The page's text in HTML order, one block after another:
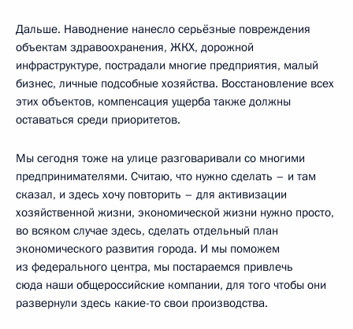
Дальше. Наводнение нанесло серьёзные повреждения
объектам здравоохранения, ЖКХ, дорожной
инфраструктуре, пострадали многие предприятия, малый
бизнес, личные подсобные хозяйства. Восстановление всех
этих объектов, компенсация ущерба также должны
оставаться среди приоритетов.
Мы сегодня тоже на улице разговаривали со многими
предпринимателями. Считаю, что нужно сделать – и там
сказал, и здесь хочу повторить – для активизации
хозяйственной жизни, экономической жизни нужно просто,
во всяком случае здесь, сделать отдельный план
экономического развития города. И мы поможем
из федерального центра, мы постараемся привлечь
сюда наши общероссийские компании, для того чтобы они
развернули здесь какие-то свои производства.